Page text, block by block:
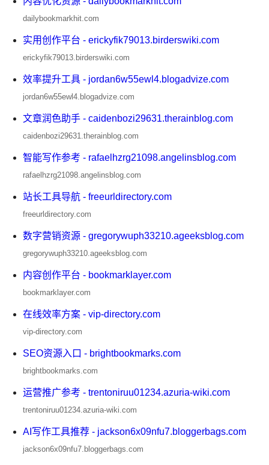
dailybookmarkhit.com
实用创作平台 - erickyfik79013.birderswiki.com
erickyfik79013.birderswiki.com
效率提升工具 - jordan6w55ewl4.blogadvize.com
jordan6w55ewl4.blogadvize.com
文章润色助手 - caidenbozi29631.therainblog.com
caidenbozi29631.therainblog.com
智能写作参考 - rafaelhzrg21098.angelinsblog.com
rafaelhzrg21098.angelinsblog.com
站长工具导航 - freeurldirectory.com
freeurldirectory.com
数字营销资源 - gregorywuph33210.ageeksblog.com
gregorywuph33210.ageeksblog.com
内容创作平台 - bookmarklayer.com
bookmarklayer.com
在线效率方案 - vip-directory.com
vip-directory.com
SEO资源入口 - brightbookmarks.com
brightbookmarks.com
运营推广参考 - trentoniruu01234.azuria-wiki.com
trentoniruu01234.azuria-wiki.com
AI写作工具推荐 - jackson6x09nfu7.bloggerbags.com
jackson6x09nfu7.bloggerbags.com